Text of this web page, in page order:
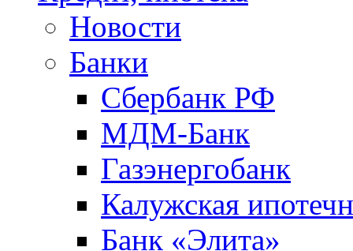
Новости
Банки
Сбербанк РФ
МДМ-Банк
Газэнергобанк
Калужская
Банк «Элита»